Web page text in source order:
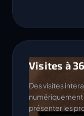
Visites à
Des visites
présenter les